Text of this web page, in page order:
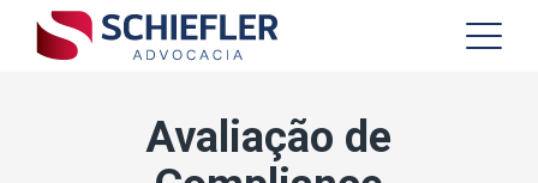
Avaliação de